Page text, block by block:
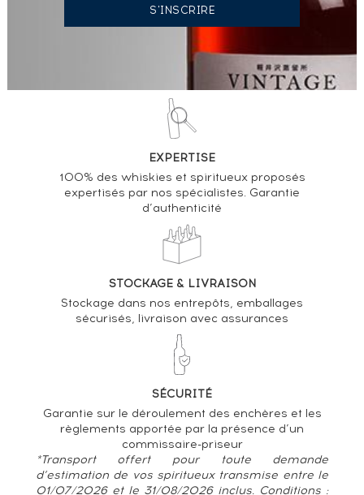
EXPERTISE
100% des whiskies et spiritueux proposés
expertisés par nos spécialistes. Garantie
d’authenticité
STOCKAGE & LIVRAISON
Stockage dans nos entrepôts, emballages
sécurisés, livraison avec assurances
SÉCURITÉ
Garantie sur le déroulement des enchères et les
règlements apportée par la présence d’un
commissaire-priseur
*Transport offert pour toute demande
d’estimation de vos spiritueux transmise entre le
01/07/2026 et le 31/08/2026 inclus. Conditions :